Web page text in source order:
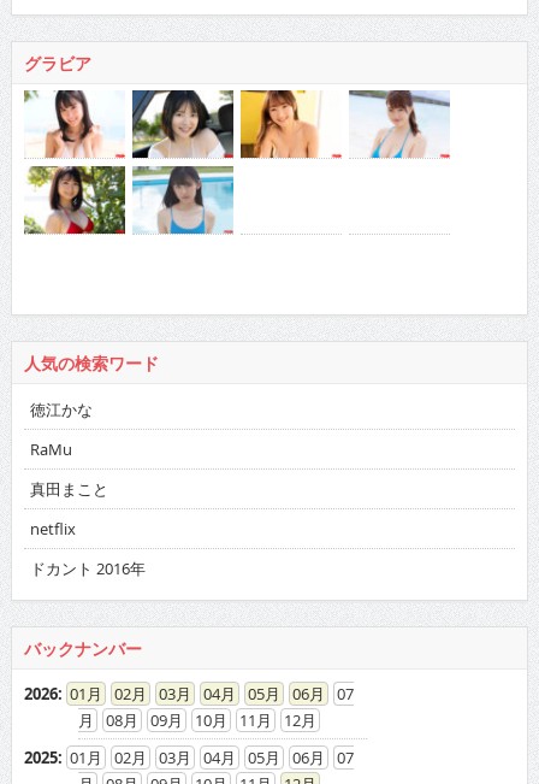
グラビア
人気の検索ワード
徳江かな
RaMu
真田まこと
netflix
ドカント 2016年
バックナンバー
2026: 01 02 03 04 05 06
07
08
09 10 11
12
2025: 01 02 03 04 05 06
07